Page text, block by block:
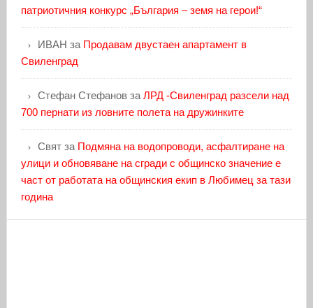
патриотичния конкурс „България – земя на герои!“
ИВАН за Продавам двустаен апартамент в
Свиленград
Стефан Стефановза ЛРД -Свиленград разсели над
700 пернати из ловните полета на дружинките
Святза Подмяна на водопроводи, асфалтиране на
улици и обновяване на сгради с общинско значение е
част от работата на общинския екип в Любимец за тази
година